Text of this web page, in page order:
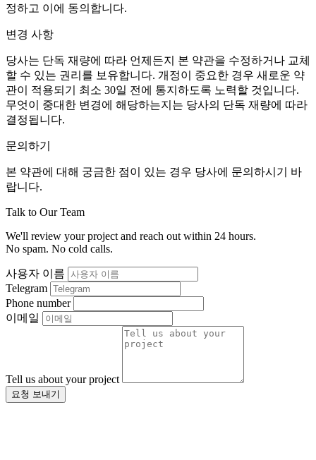
정하고 이에 동의합니다.
변경 사항
당사는 단독 재량에 따라 언제든지 본 약관을 수정하거나 교체
할 수 있는 권리를 보유합니다. 개정이 중요한 경우 새로운 약
관이 적용되기 최소 30일 전에 통지하도록 노력할 것입니다.
무엇이 중대한 변경에 해당하는지는 당사의 단독 재량에 따라
결정됩니다.
문의하기
본 약관에 대해 궁금한 점이 있는 경우 당사에 문의하시기 바
랍니다.
Talk to Our Team
We'll review your project and reach out within 24 hours.
No spam. No cold calls.
사용자 이름
Telegram
Phone number
이메일
Tell us about your project
요청 보내기